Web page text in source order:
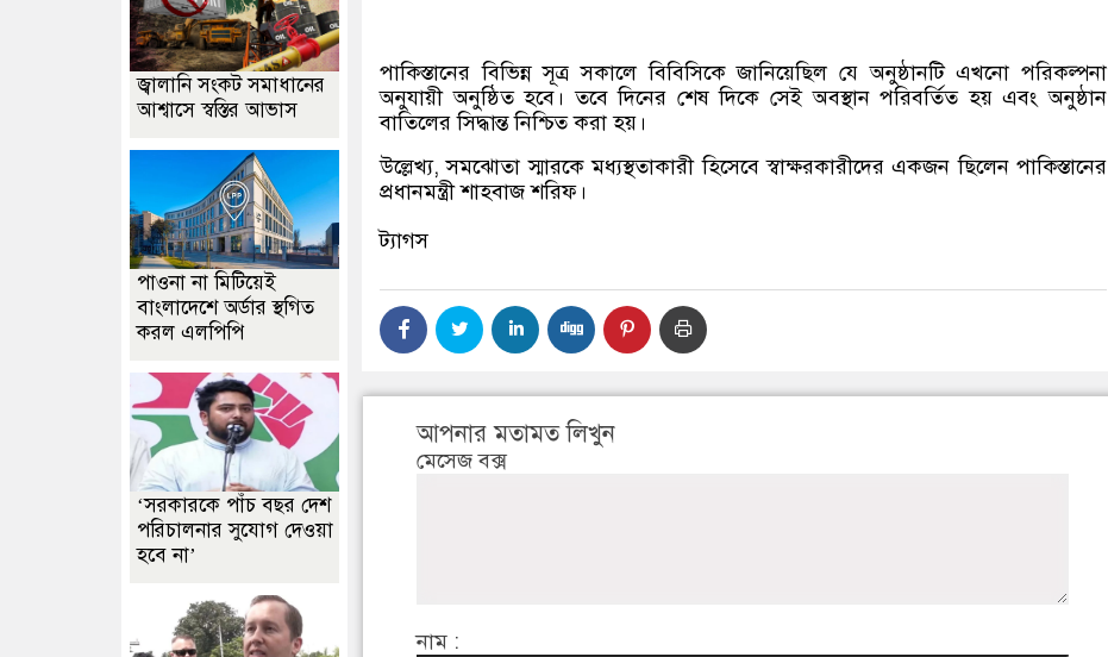
পাকিস্তানের বিভিন্ন সূত্র সকালে বিবিসিকে জানিয়েছিল যে অনুষ্ঠানটি এখনো পরিকল্পনা
অনুযায়ী অনুষ্ঠিত হবে। তবে দিনের শেষ দিকে সেই অবস্থান পরিবর্তিত হয় এবং অনুষ্ঠান
বাতিলের সিদ্ধান্ত নিশ্চিত করা হয়।
উল্লেখ্য, সমঝোতা স্মারকে মধ্যস্থতাকারী হিসেবে স্বাক্ষরকারীদের একজন ছিলেন পাকিস্তানের
প্রধানমন্ত্রী শাহবাজ শরিফ।
ট্যাগস
আপনার মতামত লিখুন
মেসেজ বক্স
নাম :
জ্বালানি সংকট সমাধানের
আশ্বাসে স্বস্তির আভাস
পাওনা না মিটিয়েই
বাংলাদেশে অর্ডার স্থগিত
করল এলপিপি
‘সরকারকে পাঁচ বছর দেশ
পরিচালনার সুযোগ দেওয়া
হবে না’